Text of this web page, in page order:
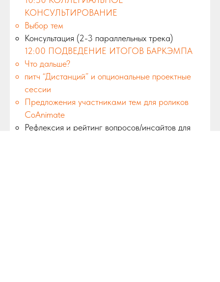
КОНСУЛЬТИРОВАНИЕ
Выбор тем
Консультация (2-3 параллельных трека)
12:00 ПОДВЕДЕНИЕ ИТОГОВ БАРКЭМПА
Что дальше?
питч “Дистанций” и опциональные проектные
сессии
Предложения участниками тем для роликов
CoAnimate
Рефлексия и рейтинг вопросов/инсайтов для